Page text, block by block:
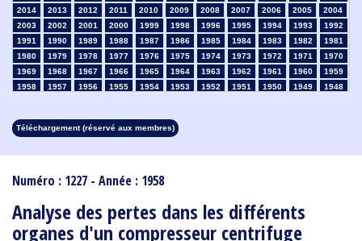
Numéro : 1227 - Année : 1958
Analyse des pertes dans les différents
organes d'un compresseur centrifuge
2014
2013 2012 2011 2010 2009 2008 2007 2006 2005
2004
2003
2002 2001 2000 1999 1998 1996 1995 1994 1993
1992
1991
1990 1989 1988 1987 1986 1985 1984 1983 1982
1981
1980
1979 1978 1977 1976 1975 1974 1973 1972 1971
1970
1969
1968 1967 1966 1965 1964 1963 1962 1961 1960
1959
1958
1957 1956 1955 1954 1953 1952 1951 1950 1949
1948
1913
1912 1911 1910 1909 1908
Téléchargement (réservé aux membres)